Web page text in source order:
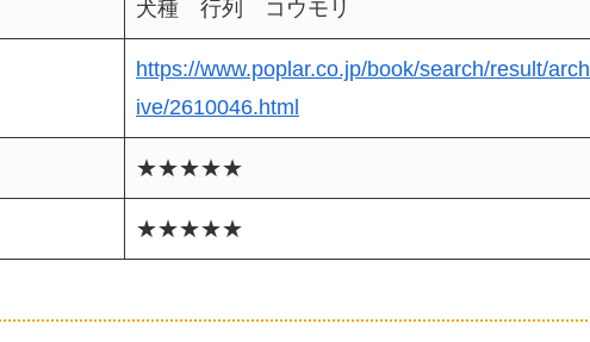
犬種 行列 コウモリ
https://www.poplar.co.jp/book/search/result/arch
ive/2610046.html
★★★★★
★★★★★